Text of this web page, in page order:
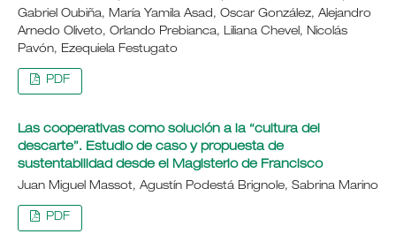
Gabriel Oubiña, María Yamila Asad, Oscar González, Alejandro
Arnedo Oliveto, Orlando Prebianca, Liliana Chevel, Nicolás
Pavón, Ezequiela Festugato
PDF
Las cooperativas como solución a la “cultura del
descarte”. Estudio de caso y propuesta de
sustentabilidad desde el Magisterio de Francisco
Juan Miguel Massot, Agustín Podestá Brignole, Sabrina Marino
PDF